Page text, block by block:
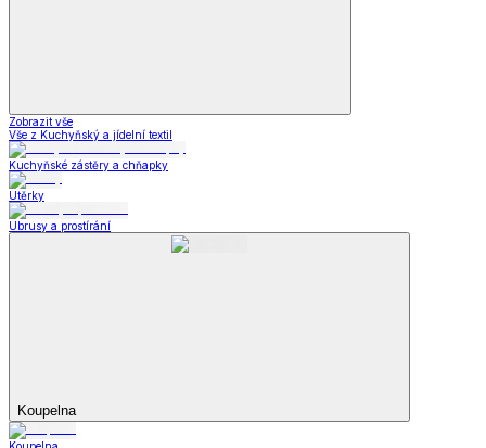
Zobrazit vše
Vše z Kuchyňský a jídelní textil
Kuchyňské zástěry a chňapky
Utěrky
Ubrusy a prostírání
Koupelna